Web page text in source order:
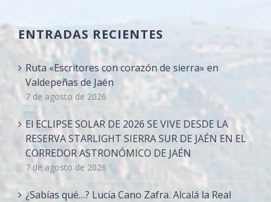
ENTRADAS RECIENTES
Ruta «Escritores con corazón de sierra» en
Valdepeñas de Jaén
7 de agosto de 2026
El ECLIPSE SOLAR DE 2026 SE VIVE DESDE LA
RESERVA STARLIGHT SIERRA SUR DE JAÉN EN EL
CORREDOR ASTRONÓMICO DE JAÉN
7 de agosto de 2026
¿Sabías qué…? Lucía Cano Zafra. Alcalá la Real